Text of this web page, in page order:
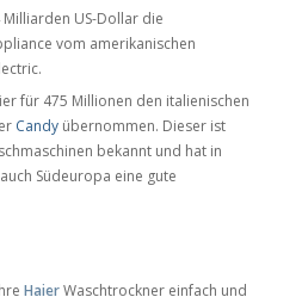
US-Dollar die
vom amerikanischen
für 475 Millionen den italienischen
Candyübernommen. Dieser ist
bekannt und hat in
Südeuropa eine gute
HaierWaschtrockner einfach und